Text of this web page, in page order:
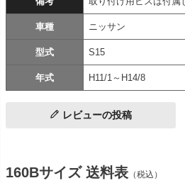
車種 ニッサン
型式 S15
年式 H11/1～H14/8
レビューの投稿
160Bサイズ 送料表 （税込）